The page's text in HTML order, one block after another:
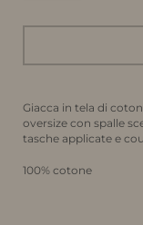
Giacca in tela di
oversize con spalle
tasche applicate e
100% cotone